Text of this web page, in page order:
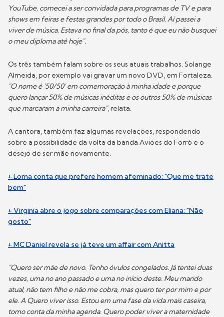
YouTube, comecei a ser convidada para programas de TV e para
shows em feiras e festas grandes por todo o Brasil. Aí passei a
viver de música. Estava no final da pós, tanto é que eu não busquei
o meu diploma até hoje".
Os três também falam sobre os seus atuais trabalhos. Solange
Almeida, por exemplo vai gravar um novo DVD, em Fortaleza.
"O nome é '50/50' em comemoração à minha idade e porque
quero lançar 50% de músicas inéditas e os outros 50% de músicas
que marcaram a minha carreira", relata.
A cantora, também faz algumas revelações, respondendo
sobre a possibilidade da volta da banda Aviões do Forró e o
desejo de ser mãe novamente.
+ Loma conta que prefere homem afeminado: "Que me trate
bem"
+ Virginia abre o jogo sobre comparações com Eliana: "Não
gosto"
+ MC Daniel revela se já teve um affair com Anitta
"Quero ser mãe de novo. Tenho óvulos congelados. Já tentei duas
vezes, uma no ano passado e uma no início deste. Meu marido
atual, não tem filho e não me cobra, mas quero ter por mim e por
ele. A Quero viver isso. Estou em uma fase da vida mais caseira,
tomo conta da minha agenda. Quero poder viver a maternidade